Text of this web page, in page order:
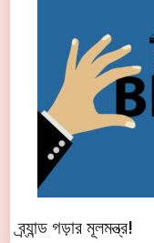
ব্র্যান্ড গড়ার মূলমন্ত্র!